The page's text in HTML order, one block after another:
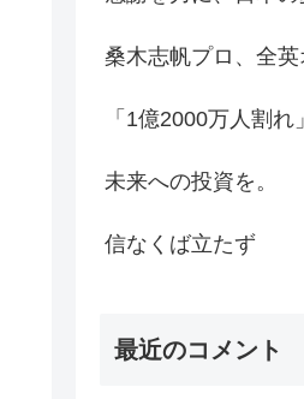
桑木志帆プロ、全英
「1億2000万人割
未来への投資を。
信なくば立たず
最近のコメント